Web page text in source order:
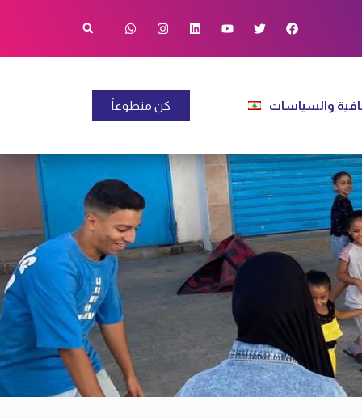
والسياسات كن متطوعاً